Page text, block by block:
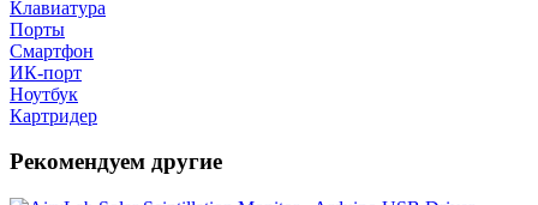
Клавиатура
Порты
Смартфон
ИК-порт
Ноутбук
Картридер
Рекомендуем другие